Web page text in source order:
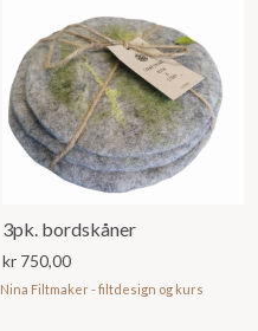
3pk. bordskåner
kr 750,00
Nina Filtmaker - filtdesign og kurs